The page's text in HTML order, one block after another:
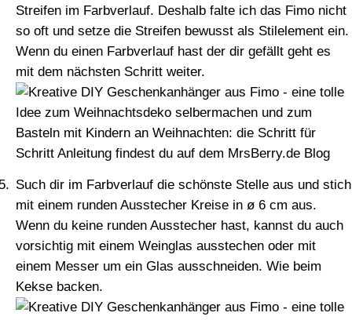
Streifen im Farbverlauf. Deshalb falte ich das Fimo nicht
so oft und setze die Streifen bewusst als Stilelement ein.
Wenn du einen Farbverlauf hast der dir gefällt geht es
mit dem nächsten Schritt weiter.
Such dir im Farbverlauf die schönste Stelle aus und stich
mit einem runden Ausstecher Kreise in ø 6 cm aus.
Wenn du keine runden Ausstecher hast, kannst du auch
vorsichtig mit einem Weinglas ausstechen oder mit
einem Messer um ein Glas ausschneiden. Wie beim
Kekse backen.